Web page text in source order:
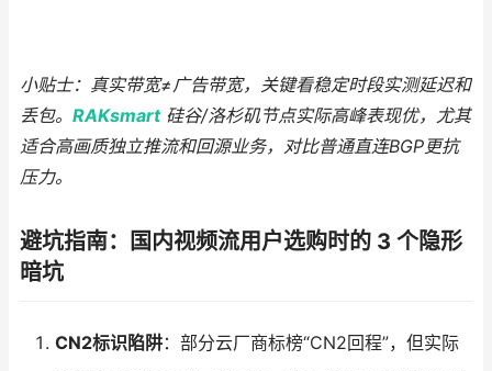
小贴士：真实带宽≠广告带宽，关键看稳定时段实测延迟和
丢包。 RAKsmart硅谷/洛杉矶节点实际高峰表现优，尤其
适合高画质独立推流和回源业务，对比普通直连BGP更抗
压力。
避坑指南：国内视频流用户选购时的 3 个隐形
暗坑
CN2标识陷阱：部分云厂商标榜“CN2回程”，但实际